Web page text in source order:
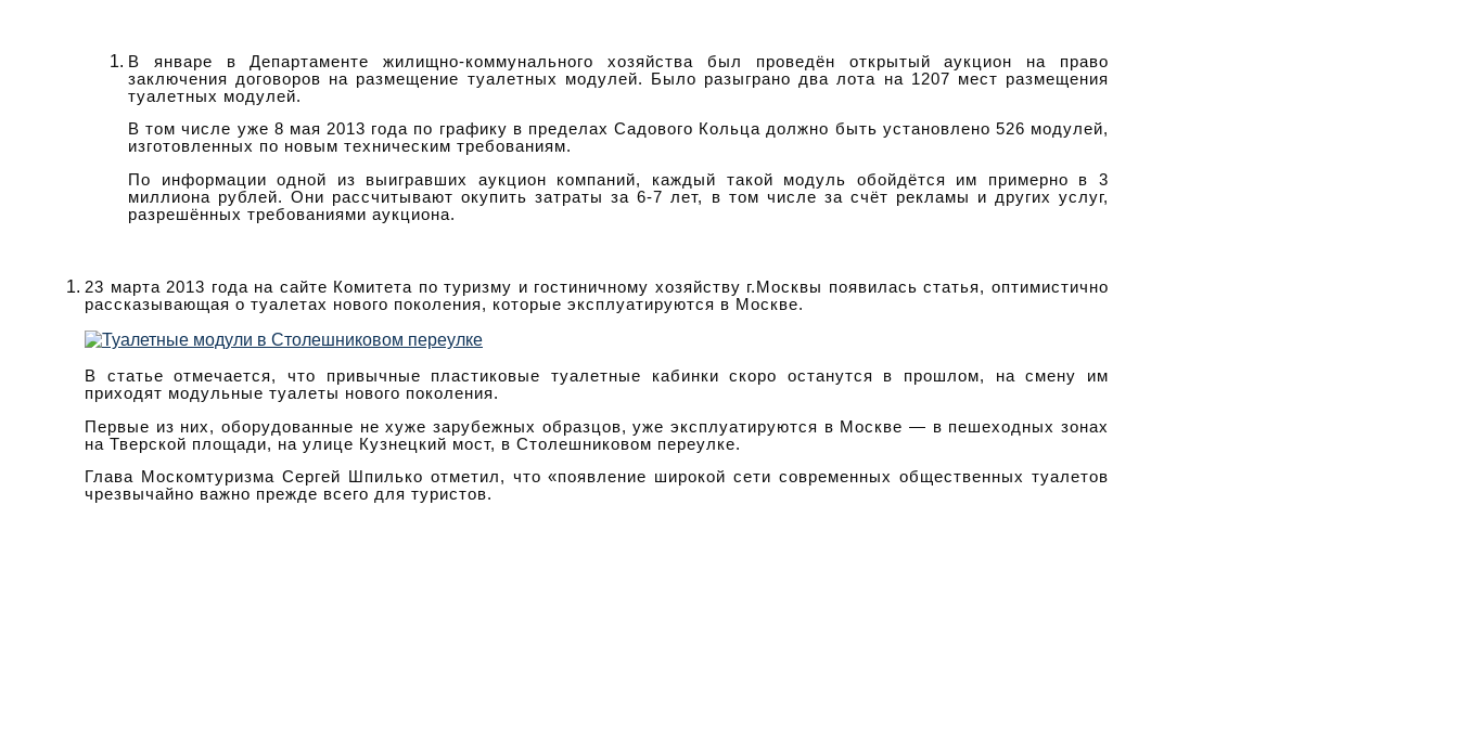
В январе в Департаменте жилищно-коммунального хозяйства был проведён открытый аукцион на право
заключения договоров на размещение туалетных модулей. Было разыграно два лота на 1207 мест размещения
туалетных модулей.
В том числе уже 8 мая 2013 года по графику в пределах Садового Кольца должно быть установлено 526 модулей,
изготовленных по новым техническим требованиям.
По информации одной из выигравших аукцион компаний, каждый такой модуль обойдётся им примерно в 3
миллиона рублей. Они рассчитывают окупить затраты за 6-7 лет, в том числе за счёт рекламы и других услуг,
разрешённых требованиями аукциона.
23 марта 2013 года на сайте Комитета по туризму и гостиничному хозяйству г.Москвы появилась статья, оптимистично
рассказывающая о туалетах нового поколения, которые эксплуатируются в Москве.
В статье отмечается, что привычные пластиковые туалетные кабинки скоро останутся в прошлом, на смену им
приходят модульные туалеты нового поколения.
Первые из них, оборудованные не хуже зарубежных образцов, уже эксплуатируются в Москве — в пешеходных зонах
на Тверской площади, на улице Кузнецкий мост, в Столешниковом переулке.
Глава Москомтуризма Сергей Шпилько отметил, что «появление широкой сети современных общественных туалетов
чрезвычайно важно прежде всего для туристов.